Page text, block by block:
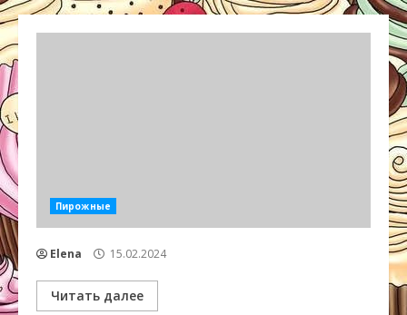
Пирожные
Elena 15.02.2024
Читать далее